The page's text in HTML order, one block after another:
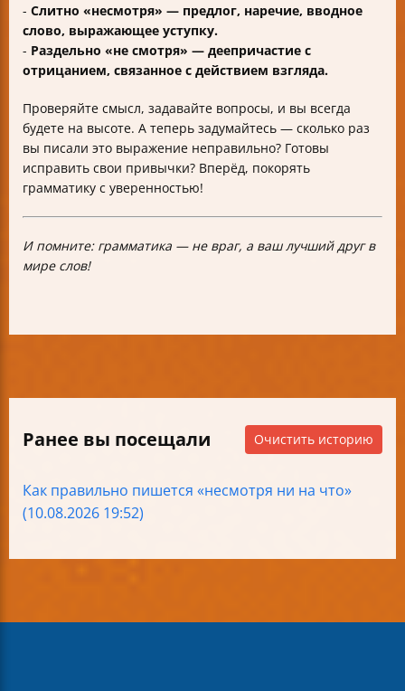
- Слитно «несмотря» — предлог, наречие, вводное
слово, выражающее уступку.
- Раздельно «не смотря» — деепричастие с
отрицанием, связанное с действием взгляда.
Проверяйте смысл, задавайте вопросы, и вы всегда
будете на высоте. А теперь задумайтесь — сколько раз
вы писали это выражение неправильно? Готовы
исправить свои привычки? Вперёд, покорять
грамматику с уверенностью!
И помните: грамматика — не враг, а ваш лучший друг в
мире слов!
Ранее вы посещали Очистить историю
Как правильно пишется «несмотря ни на что»
(10.08.2026 19:52)